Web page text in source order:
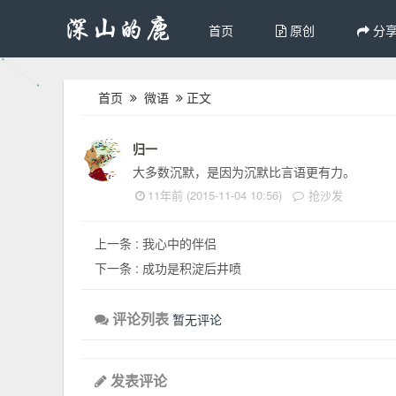
首页 原创 分
首页 微语 正文
归一
大多数沉默，是因为沉默比言语更有力。
11年前 (2015-11-04 10:56) 抢沙发
上一条 : 我心中的伴侣
下一条 : ​成功是积淀后井喷
评论列表 暂无评论
发表评论